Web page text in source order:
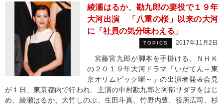
綾瀬はるか、勘九郎の妻役で１９年
大河出演 「八重の桜」以来の大河
に「社員の気分味わえる」
TOPICS 2017年11月2日
宮藤官九郎が脚本を手掛ける、ＮＨＫ
の２０１９年大河ドラマ「いだてん～東
京オリムピック噺～」の出演者発表会見
が１日、東京都内で行われ、主演の中村勘九郎と阿部サダヲをはじ
め、綾瀬はるか、大竹しのぶ、生田斗真、竹野内豊、役所広司、杉